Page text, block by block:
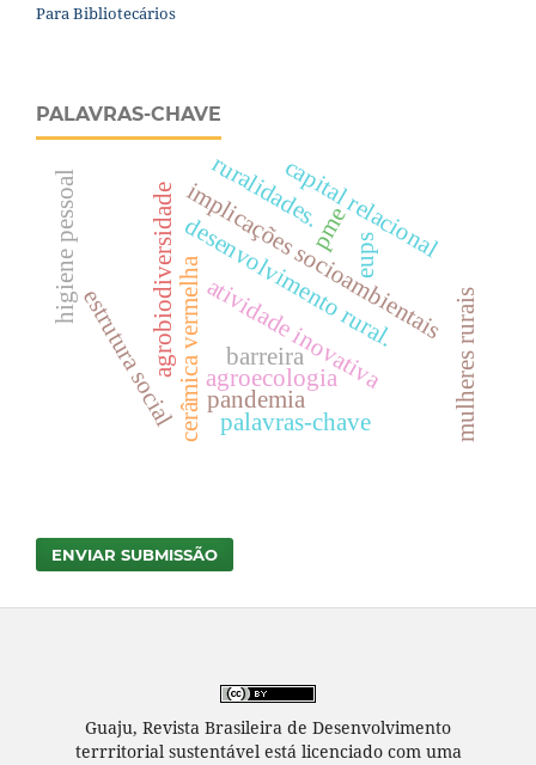
Para Bibliotecários
PALAVRAS-CHAVE
agrobiodiversidadedesenvolvimento rural.
cerâmica vermelha
implicações socioambientais
mulheres rurais
pme
atividade inovativa
barreira
estrutura social
capital relacional
agroecologia
pandemia
higiene pessoal ruralidades.
eups
palavras-chave
ENVIAR SUBMISSÃO
Guaju, Revista Brasileira de Desenvolvimento
terrritorial sustentável está licenciado com uma